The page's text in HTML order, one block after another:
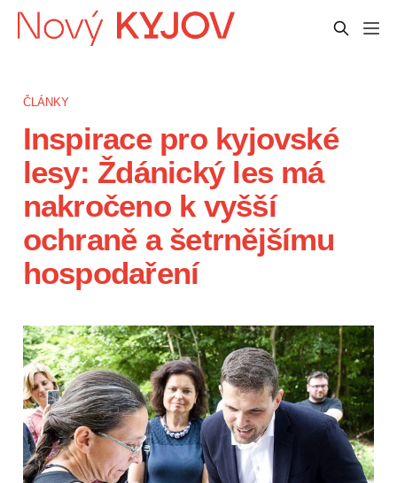
ČLÁNKY
Inspirace pro kyjovské
lesy: Ždánický les má
nakročeno k vyšší
ochraně a šetrnějšímu
hospodaření